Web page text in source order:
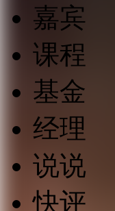
嘉宾
课程
基金
经理
说说
快评